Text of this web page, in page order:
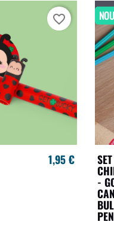
1,95 €
favorite_border
-